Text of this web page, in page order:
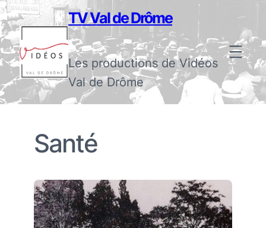
TV Val de Drôme
Les productions de Vidéos
Val de Drôme
Santé